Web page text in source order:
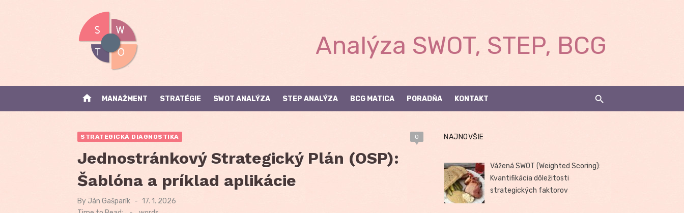
Analýza SWOT, STEP, BCG
home MANAŽMENT STRATÉGIE SWOT ANALÝZA STEP ANALÝZA BCG MATICA PORADŇA KONTAKT
STRATEGICKÁ DIAGNOSTIKA 0
Jednostránkový Strategický Plán (OSP):
Šablóna a príklad aplikácie
By Ján Gašparík
Posted
on
17. 1. 2026
NAJNOVŠIE
Vážená SWOT (Weighted Scoring):
Kvantifikácia dôležitosti
strategických faktorov